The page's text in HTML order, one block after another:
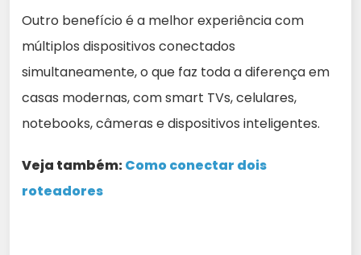
Outro benefício é a melhor experiência com
múltiplos dispositivos conectados
simultaneamente, o que faz toda a diferença em
casas modernas, com smart TVs, celulares,
notebooks, câmeras e dispositivos inteligentes.
Veja também:Como conectar dois
roteadores